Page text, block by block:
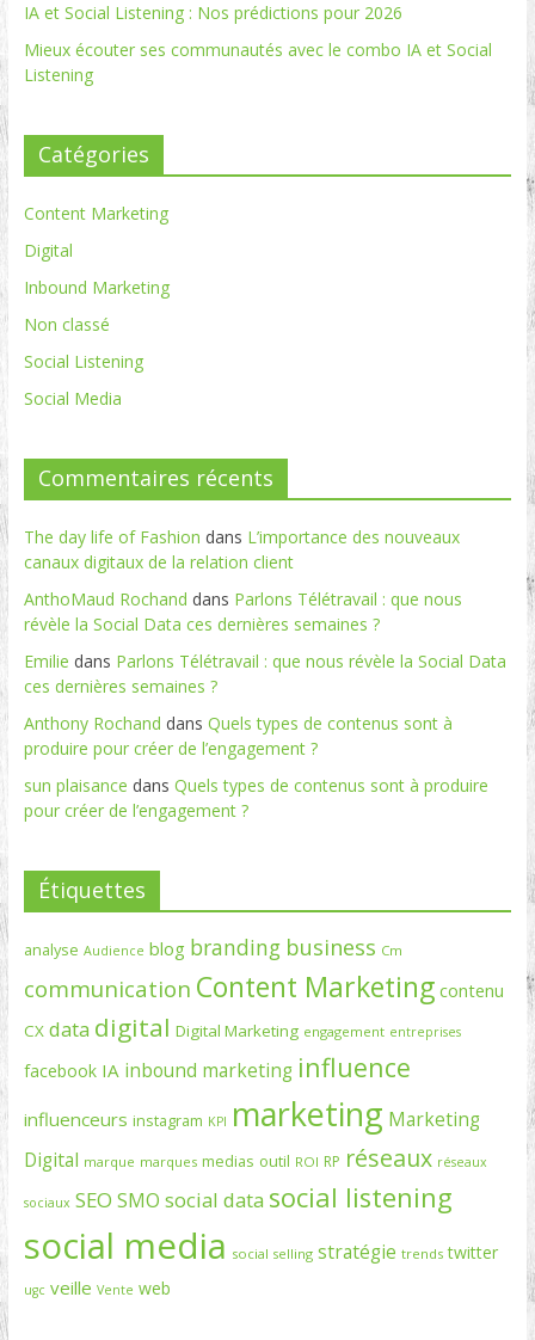
IA et Social Listening : Nos prédictions pour 2026
Mieux écouter ses communautés avec le combo IA et Social
Listening
Catégories
Content Marketing
Digital
Inbound Marketing
Non classé
Social Listening
Social Media
Commentaires récents
The day life of Fashion dans L’importance des nouveaux
canaux digitaux de la relation client
AnthoMaud Rochand dans Parlons Télétravail : que nous
révèle la Social Data ces dernières semaines ?
Emilie dans Parlons Télétravail : que nous révèle la Social Data
ces dernières semaines ?
Anthony Rochand dans Quels types de contenus sont à
produire pour créer de l’engagement ?
sun plaisance dans Quels types de contenus sont à produire
pour créer de l’engagement ?
Étiquettes
analyse Audience blog branding business Cm
communication Content Marketing contenu
CX data digital Digital Marketing engagement entreprises
facebook IA inbound marketing influence
influenceurs instagram KPI marketing Marketing
Digital marque marques medias outil ROI RP réseaux réseaux
sociaux SEO SMO social data social listening
social media social selling stratégie trends twitter
ugc veille Vente web